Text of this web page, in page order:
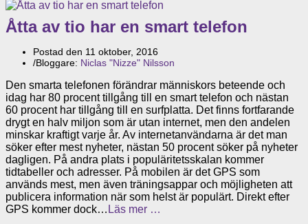
Åtta av tio har en smart telefon
Postad den 11 oktober, 2016
/Bloggare: Niclas "Nizze" Nilsson
Den smarta telefonen förändrar människors beteende och
idag har 80 procent tillgång till en smart telefon och nästan
60 procent har tillgång till en surfplatta. Det finns fortfarande
drygt en halv miljon som är utan internet, men den andelen
minskar kraftigt varje år. Av internetanvändarna är det man
söker efter mest nyheter, nästan 50 procent söker på nyheter
dagligen. På andra plats i populäritetsskalan kommer
tidtabeller och adresser. På mobilen är det GPS som
används mest, men även träningsappar och möjligheten att
publicera information när som helst är populärt. Direkt efter
GPS kommer dock… Läs mer …